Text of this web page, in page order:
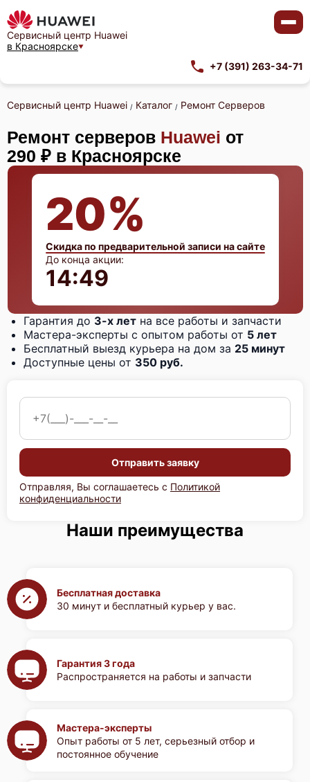
Сервисный центр Huawei
в Красноярске
+7 (391) 263-34-71
Сервисный центр Huawei / Каталог / Ремонт Серверов
Ремонт серверов Huawei от
290 ₽ в Красноярске
Гарантия до 3-х лет на все работы и запчасти
Мастера-эксперты с опытом работы от 5 лет
Бесплатный выезд курьера на дом за 25 минут
Доступные цены от 350 руб.
Отправить заявку
Отправляя, Вы соглашаетесь с Политикой
конфиденциальности
20%
Скидка по предварительной записи на сайте
До конца акции:
14:48
Наши преимущества
Бесплатная доставка
30 минут и бесплатный курьер у вас.
Гарантия 3 года
Распространяется на работы и запчасти
Мастера-эксперты
Опыт работы от 5 лет, серьезный отбор и
постоянное обучение